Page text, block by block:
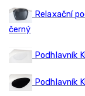
Relaxační
černý
Podhlavník
Podhlavník